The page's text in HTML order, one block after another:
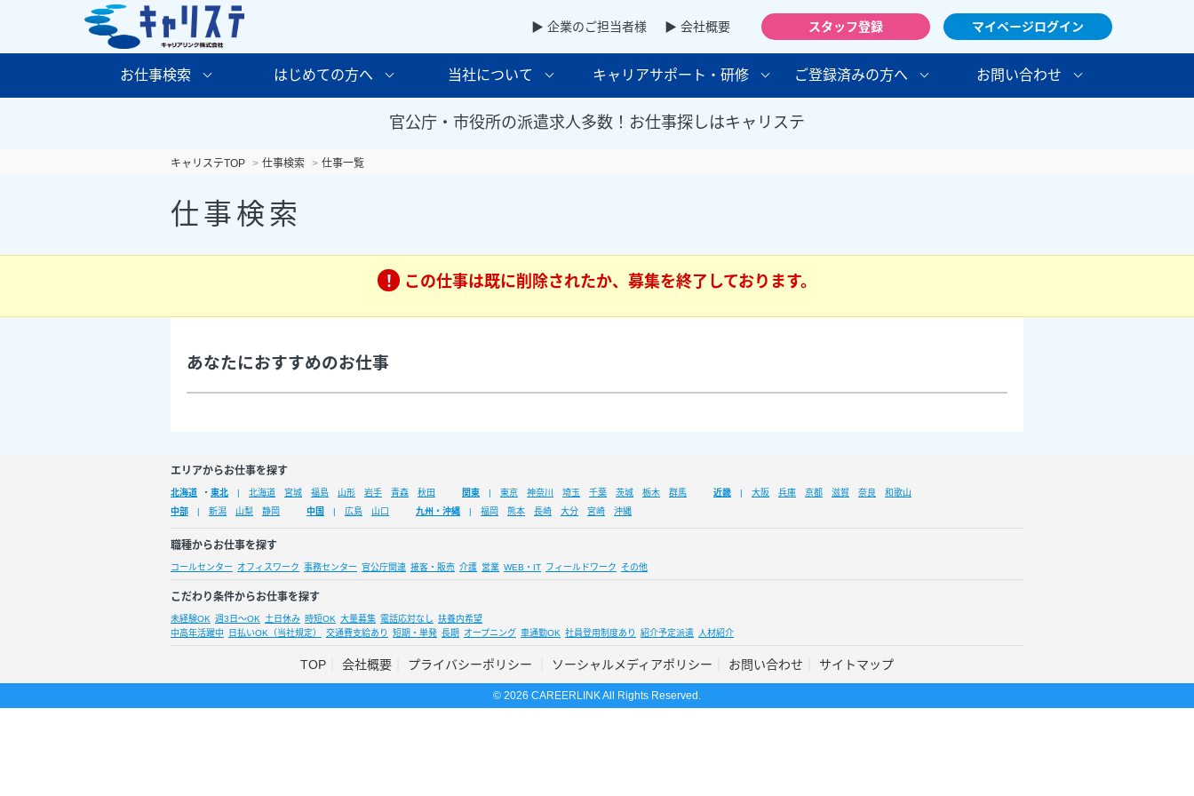
▶ 企業のご担当者様 ▶ 会社概要 スタッフ登録 マイページログイン
お仕事検索 はじめての方へ 当社について キャリアサポート・研修 ご登録済みの方へ お問い合わせ
官公庁・市役所の派遣求人多数！お仕事探しはキャリステ
キャリステTOP 仕事検索 仕事一覧
仕事検索
この仕事は既に削除されたか、募集を終了しております。
あなたにおすすめのお仕事
エリアからお仕事を探す
北海道 ・ 東北 北海道 宮城 福島 山形 岩手 青森 秋田 関東 東京 神奈川 埼玉 千葉 茨城 栃木 群馬 近畿 大阪 兵庫 京都 滋賀 奈良
和歌山
中部
新潟 山梨 静岡 中国 広島 山口 九州・沖縄 福岡 熊本 長崎 大分 宮崎 沖縄
職種からお仕事を探す
コールセンター オフィスワーク 事務センター 官公庁関連 接客・販売 介護 営業 WEB・IT フィールドワーク その他
こだわり条件からお仕事を探す
未経験OK 週3日～OK 土日休み 時短OK 大量募集 電話応対なし 扶養内希望
中高年活躍中
日払いOK（当社規定） 交通費支給あり 短期・単発 長期 オープニング 車通勤OK 社員登用制度あり 紹介予定派遣 人材紹介
TOP 会社概要 プライバシーポリシー ソーシャルメディアポリシー お問い合わせ サイトマップ
© 2026 CAREERLINK All Rights Reserved.